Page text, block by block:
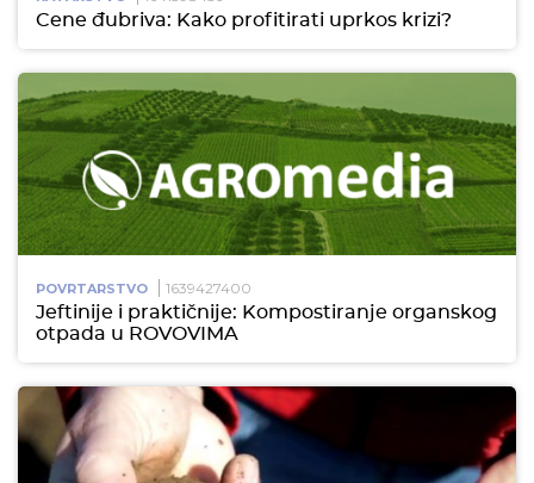
Cene đubriva: Kako profitirati uprkos krizi?
POVRTARSTVO 1639427400
Jeftinije i praktičnije: Kompostiranje organskog
otpada u ROVOVIMA